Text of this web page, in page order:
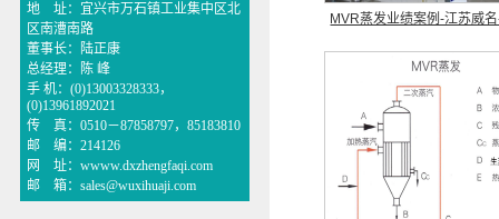
地 址：宜兴市万石镇工业集中区北
区南漕南路
董事长：陆正康
总经理：陈 峰
手 机：(0)13003328333，
(0)13961892021
传 真：0510－87858797，85183810
邮 编：214126
网 址：wwww.dxzhengfaqi.com
邮 箱：sales@wuxihuaji.com
MVR蒸发业绩案例-江苏威